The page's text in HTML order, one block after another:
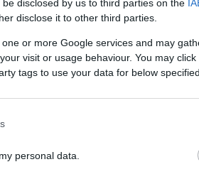
disclosed by us to third parties on the
disclose it to other third parties.
or more Google services and may
visit or usage behaviour. You may
tags to use your data for below
personal data.
της μισθοδοσίας οδηγεί
στις οικονομικές απαιτήσεις.
Άρτας) έχει ήδη καταβληθεί η
ότι η Διεύθυνση Π.Ε.
με άλλες που
είναι υποστελεχωμένο, με
διοικητικοί – προσπαθούν να
συνθήκες, που απαιτούν καθαρό